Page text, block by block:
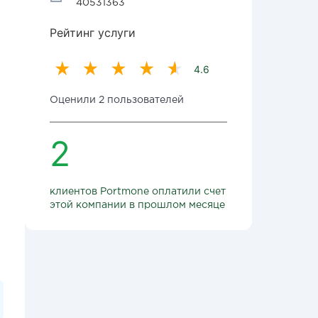
40531363
Рейтинг услуги
4.6
Оценили 2 пользователей
2
клиентов Portmone оплатили счет
этой компании в прошлом месяце